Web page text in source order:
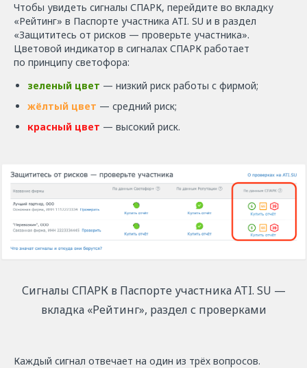
Чтобы увидеть сигналы СПАРК, перейдите во вкладку
«Рейтинг» в Паспорте участника ATI. SU и в раздел
«Защититесь от рисков — проверьте участника».
Цветовой индикатор в сигналах СПАРК работает
по принципу светофора:
зеленый цвет — низкий риск работы с фирмой;
жёлтый цвет — средний риск;
красный цвет — высокий риск.
Сигналы СПАРК в Паспорте участника ATI. SU —
вкладка «Рейтинг», раздел с проверками
Каждый сигнал отвечает на один из трёх вопросов.